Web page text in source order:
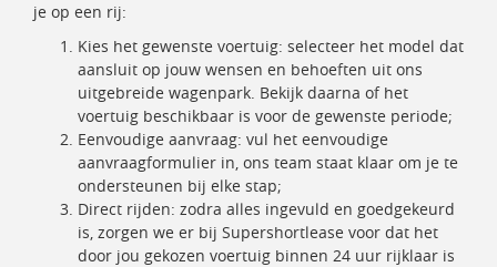
je op een rij:
Kies het gewenste voertuig: selecteer het model dat
aansluit op jouw wensen en behoeften uit ons
uitgebreide wagenpark. Bekijk daarna of het
voertuig beschikbaar is voor de gewenste periode;
Eenvoudige aanvraag: vul het eenvoudige
aanvraagformulier in, ons team staat klaar om je te
ondersteunen bij elke stap;
Direct rijden: zodra alles ingevuld en goedgekeurd
is, zorgen we er bij Supershortlease voor dat het
door jou gekozen voertuig binnen 24 uur rijklaar is